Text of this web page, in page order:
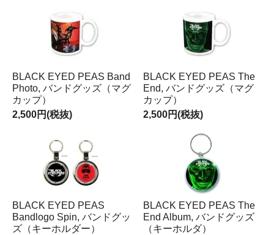
BLACK EYED PEAS Band
Photo, バンドグッズ（マグ
カップ）
2,500円(税抜)
BLACK EYED PEAS The
End, バンドグッズ（マグ
カップ）
2,500円(税抜)
BLACK EYED PEAS
Bandlogo Spin, バンドグッ
ズ（キーホルダー）
BLACK EYED PEAS The
End Album, バンドグッズ
（キーホルダ）